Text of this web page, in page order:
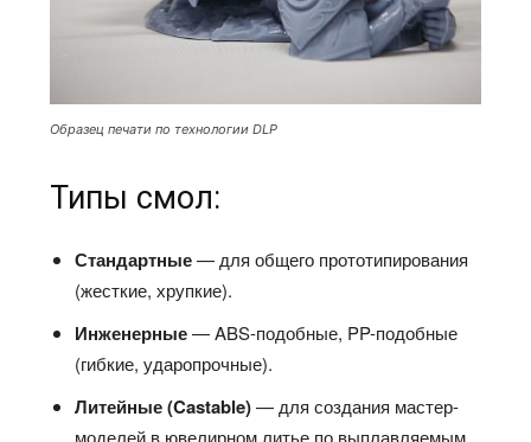
Образец печати по технологии DLP
Типы смол:
Стандартные— для общего прототипирования
(жесткие, хрупкие).​
Инженерные— ABS-подобные, PP-подобные
(гибкие, ударопрочные).​
Литейные (Castable)— для создания мастер-
моделей в ювелирном литье по выплавляемым